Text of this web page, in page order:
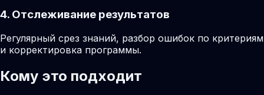
4. Отслеживание результатов
Регулярный срез знаний, разбор ошибок по критериям
и корректировка программы.
Кому это подходит